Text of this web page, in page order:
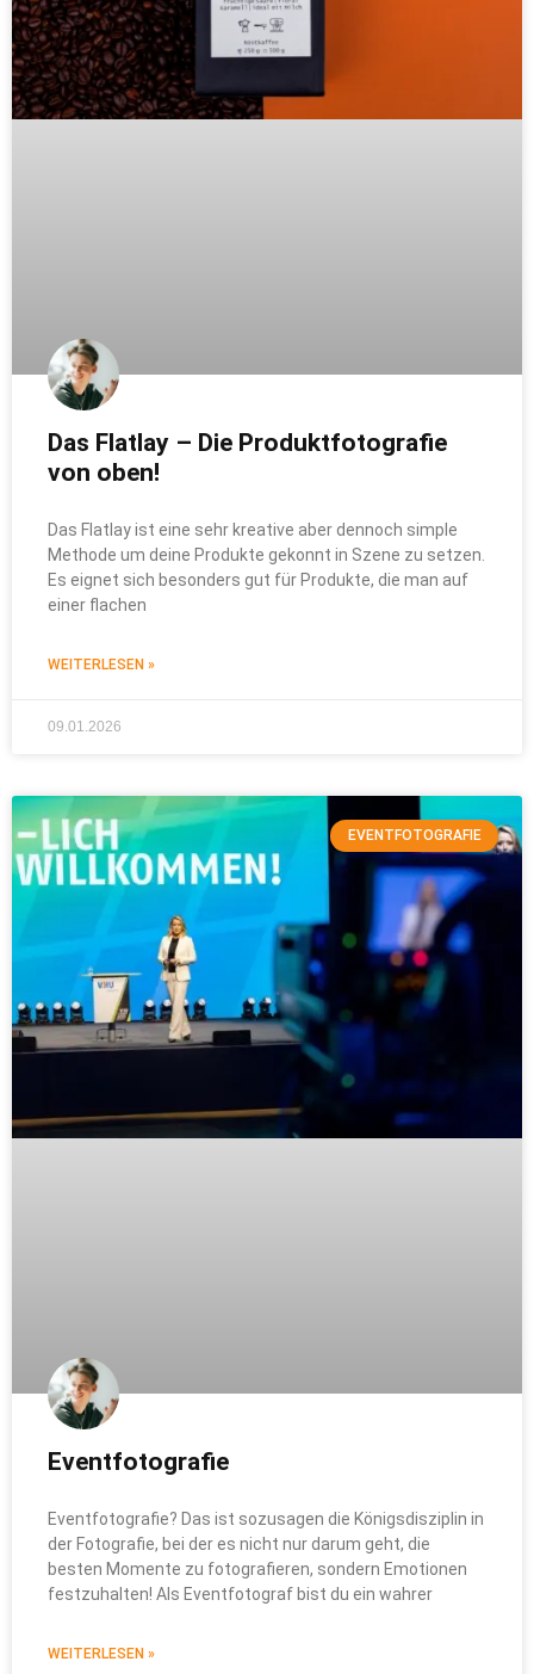
Das Flatlay – Die Produktfotografie
von oben!
Das Flatlay ist eine sehr kreative aber dennoch simple
Methode um deine Produkte gekonnt in Szene zu setzen.
Es eignet sich besonders gut für Produkte, die man auf
einer flachen
WEITERLESEN »
09.01.2026
EVENTFOTOGRAFIE
Eventfotografie
Eventfotografie? Das ist sozusagen die Königsdisziplin in
der Fotografie, bei der es nicht nur darum geht, die
besten Momente zu fotografieren, sondern Emotionen
festzuhalten! Als Eventfotograf bist du ein wahrer
WEITERLESEN »